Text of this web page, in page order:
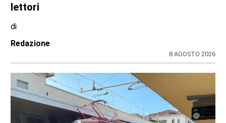
lettori
di
Redazione
8 AGOSTO 2026